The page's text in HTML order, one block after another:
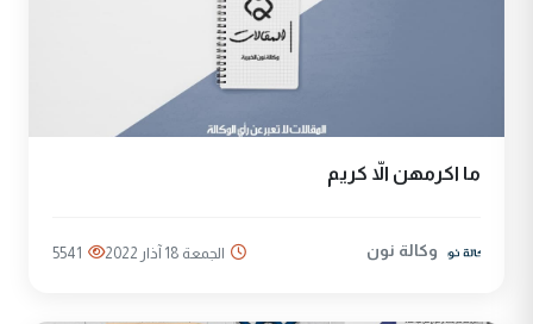
ما اكرمهن الاّ كريم
وكالة نون الجمعة 18 آذار 2022 5541